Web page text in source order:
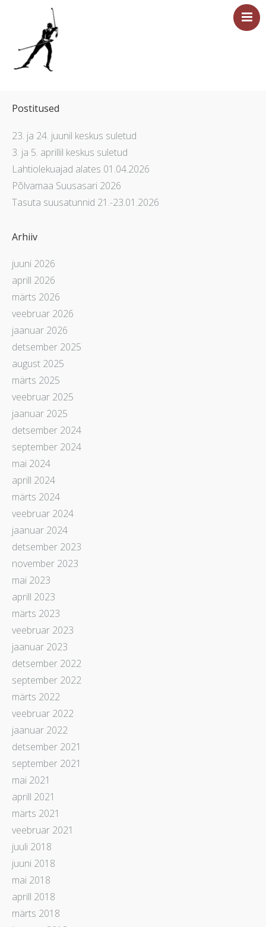
Sündmused
Majutus
Saun
Tervisesport
Ettevõtetele
Üritused
Postitused
23. ja 24. juunil keskus suletud
3. ja 5. aprillil keskus suletud
Lahtiolekuajad alates 01.04.2026
Põlvamaa Suusasari 2026
Tasuta suusatunnid 21.-23.01.2026
Arhiiv
juuni 2026
aprill 2026
märts 2026
veebruar 2026
jaanuar 2026
detsember 2025
august 2025
märts 2025
veebruar 2025
jaanuar 2025
detsember 2024
september 2024
mai 2024
aprill 2024
märts 2024
veebruar 2024
jaanuar 2024
detsember 2023
november 2023
mai 2023
aprill 2023
märts 2023
veebruar 2023
jaanuar 2023
detsember 2022
september 2022
märts 2022
veebruar 2022
jaanuar 2022
detsember 2021
september 2021
mai 2021
aprill 2021
märts 2021
veebruar 2021
juuli 2018
juuni 2018
mai 2018
aprill 2018
märts 2018